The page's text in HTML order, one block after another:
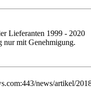
Lieferanten 1999 - 2020
nur mit Genehmigung.
news/artikel/